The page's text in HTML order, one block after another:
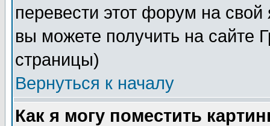
перевести этот форум на
вы можете получить на сайте
страницы)
Вернуться к началу
Как я могу поместить